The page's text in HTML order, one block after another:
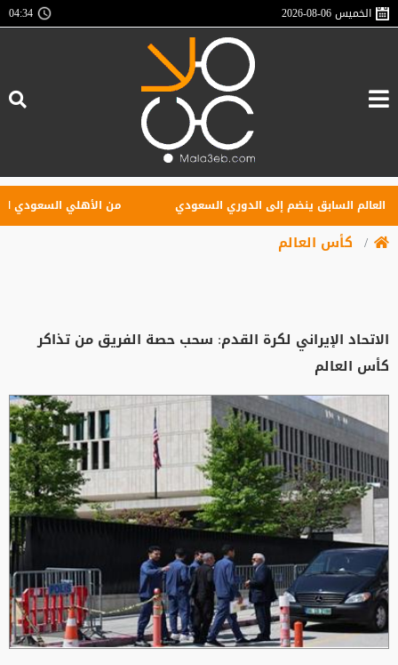
الخميس2026-08-06
04:34
السابق ينضم إلى الدوري السعودي من الأهلي السعودي
كأس العالم
الاتحاد الإيراني لكرة القدم: سحب حصة الفريق من تذاكر
كأس العالم